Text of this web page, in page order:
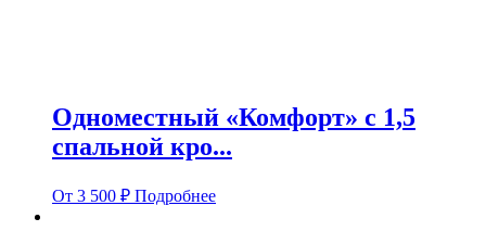
Одноместный «Комфорт» с 1,5
спальной кро...
От 3 500 ₽ Подробнее